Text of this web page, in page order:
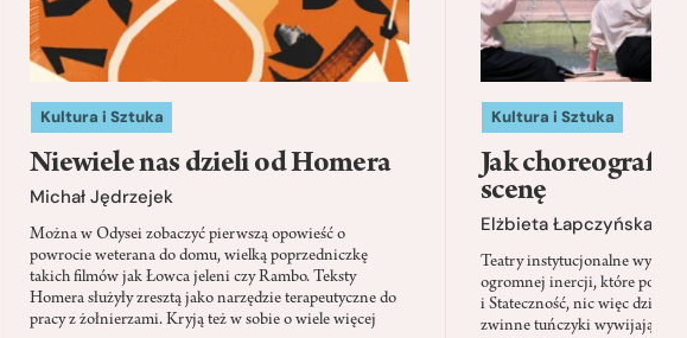
Kultura i Sztuka
Niewiele nas dzieli od Homera
Michał Jędrzejek
Można w Odysei zobaczyć pierwszą opowieść o
powrocie weterana do domu, wielką poprzedniczkę
takich filmów jak Łowca jeleni czy Rambo. Teksty
Homera służyły zresztą jako narzędzie terapeutyczne do
pracy z żołnierzami. Kryją też w sobie o wiele więcej
Kultura i Sztuka
Jak
scenę
Elżbieta Łapczyńska
Teatry instytucjonalne
ogromnej inercji, które ponad
i Stateczność, nic więc
zwinne tuńczyki wywijają